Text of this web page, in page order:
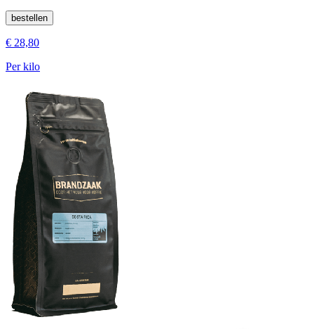
bestellen
€ 28,80
Per kilo